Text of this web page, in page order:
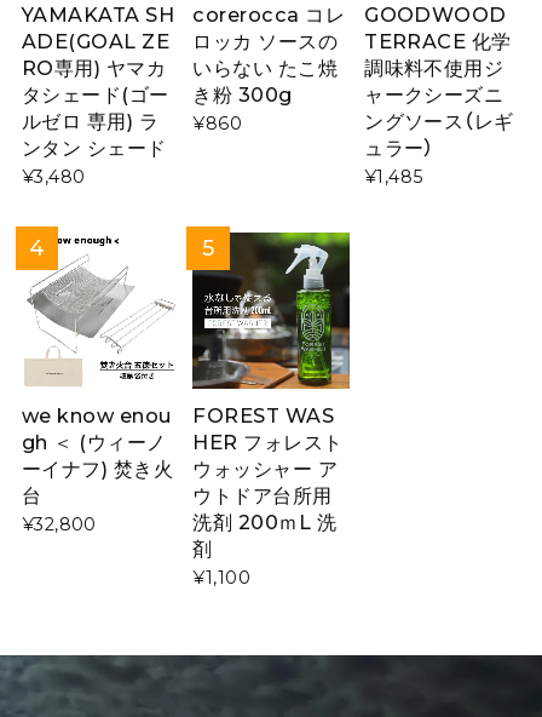
YAMAKATA SH
ADE(GOAL ZE
RO専用) ヤマカ
タシェード(ゴー
ルゼロ 専用) ラ
ンタン シェード
¥3,480
corerocca コレ
ロッカ ソースの
いらない たこ焼
き粉 300g
¥860
GOODWOOD
TERRACE 化学
調味料不使用ジ
ャークシーズニ
ングソース（レギ
ュラー）
¥1,485
we know enou
gh ＜ (ウィーノ
ーイナフ) 焚き火
台
¥32,800
FOREST WAS
HER フォレスト
ウォッシャー ア
ウトドア台所用
洗剤 200ｍL 洗
剤
¥1,100